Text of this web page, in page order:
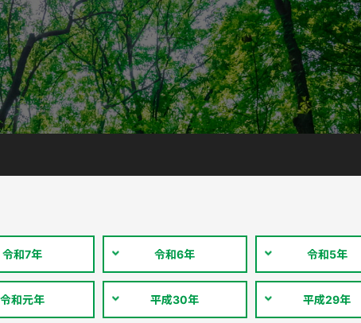
令和7年 令和6年 令和5年
令和元年 平成30年 平成29年